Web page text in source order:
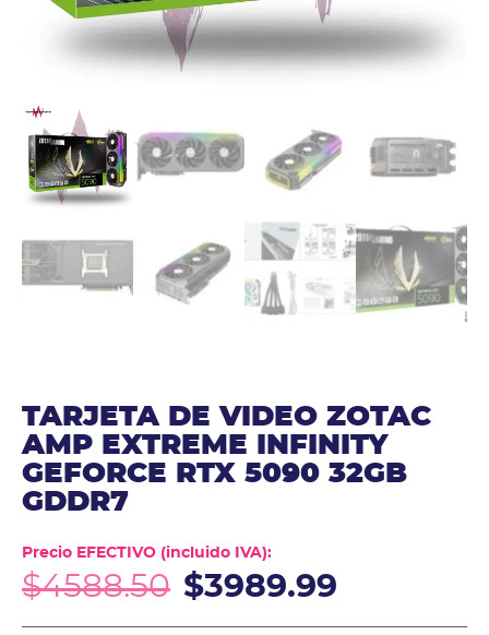
TARJETA DE VIDEO ZOTAC
AMP EXTREME INFINITY
GEFORCE RTX 5090 32GB
GDDR7
Precio EFECTIVO (incluido IVA):
$4588.50 $3989.99